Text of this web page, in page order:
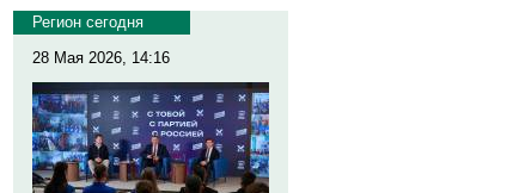
Регион сегодня
28 Мая 2026, 14:16